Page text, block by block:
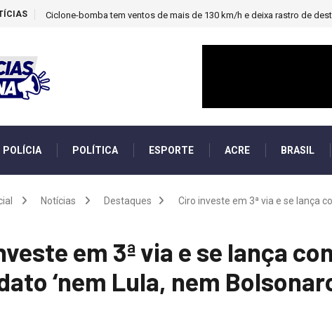
Ciclone-bomba tem ventos de mais de 130 km/h e deixa rastro de
POLÍCIA POLÍTICA ESPORTE ACRE BRASIL
Notícias Destaques Ciro investe em 3ª via e se lança
em 3ª via e se lança
‘nem Lula, nem